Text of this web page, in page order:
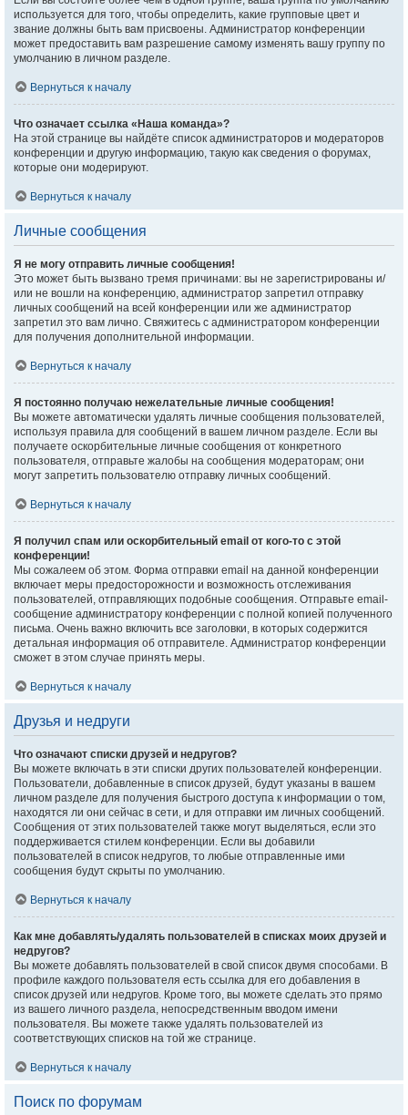
используется для того, чтобы определить, какие групповые цвет и
звание должны быть вам присвоены. Администратор конференции
может предоставить вам разрешение самому изменять вашу группу по
умолчанию в личном разделе.
Вернуться к началу
Что означает ссылка «Наша команда»?
На этой странице вы найдёте список администраторов и модераторов
конференции и другую информацию, такую как сведения о форумах,
которые они модерируют.
Вернуться к началу
Личные сообщения
Я не могу отправить личные сообщения!
Это может быть вызвано тремя причинами: вы не зарегистрированы и/
или не вошли на конференцию, администратор запретил отправку
личных сообщений на всей конференции или же администратор
запретил это вам лично. Свяжитесь с администратором конференции
для получения дополнительной информации.
Вернуться к началу
Я постоянно получаю нежелательные личные сообщения!
Вы можете автоматически удалять личные сообщения пользователей,
используя правила для сообщений в вашем личном разделе. Если вы
получаете оскорбительные личные сообщения от конкретного
пользователя, отправьте жалобы на сообщения модераторам; они
могут запретить пользователю отправку личных сообщений.
Вернуться к началу
Я получил спам или оскорбительный email от кого-то с этой
конференции!
Мы сожалеем об этом. Форма отправки email на данной конференции
включает меры предосторожности и возможность отслеживания
пользователей, отправляющих подобные сообщения. Отправьте email-
сообщение администратору конференции с полной копией полученного
письма. Очень важно включить все заголовки, в которых содержится
детальная информация об отправителе. Администратор конференции
сможет в этом случае принять меры.
Вернуться к началу
Друзья и недруги
Что означают списки друзей и недругов?
Вы можете включать в эти списки других пользователей конференции.
Пользователи, добавленные в список друзей, будут указаны в вашем
личном разделе для получения быстрого доступа к информации о том,
находятся ли они сейчас в сети, и для отправки им личных сообщений.
Сообщения от этих пользователей также могут выделяться, если это
поддерживается стилем конференции. Если вы добавили
пользователей в список недругов, то любые отправленные ими
сообщения будут скрыты по умолчанию.
Вернуться к началу
Как мне добавлять/удалять пользователей в списках моих друзей и
недругов?
Вы можете добавлять пользователей в свой список двумя способами. В
профиле каждого пользователя есть ссылка для его добавления в
список друзей или недругов. Кроме того, вы можете сделать это прямо
из вашего личного раздела, непосредственным вводом имени
пользователя. Вы можете также удалять пользователей из
соответствующих списков на той же странице.
Вернуться к началу
Поиск по форумам